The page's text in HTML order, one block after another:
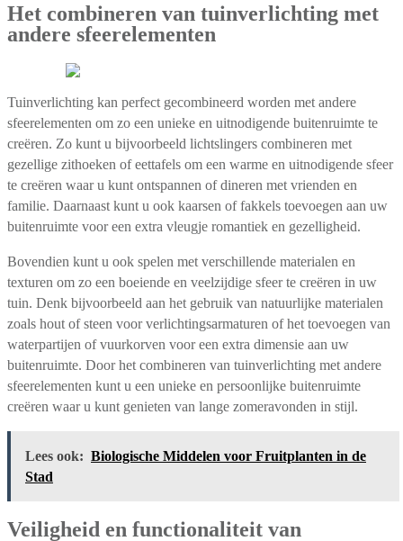
Het combineren van tuinverlichting met
andere sfeerelementen
Tuinverlichting kan perfect gecombineerd worden met andere
sfeerelementen om zo een unieke en uitnodigende buitenruimte te
creëren. Zo kunt u bijvoorbeeld lichtslingers combineren met
gezellige zithoeken of eettafels om een warme en uitnodigende sfeer
te creëren waar u kunt ontspannen of dineren met vrienden en
familie. Daarnaast kunt u ook kaarsen of fakkels toevoegen aan uw
buitenruimte voor een extra vleugje romantiek en gezelligheid.
Bovendien kunt u ook spelen met verschillende materialen en
texturen om zo een boeiende en veelzijdige sfeer te creëren in uw
tuin. Denk bijvoorbeeld aan het gebruik van natuurlijke materialen
zoals hout of steen voor verlichtingsarmaturen of het toevoegen van
waterpartijen of vuurkorven voor een extra dimensie aan uw
buitenruimte. Door het combineren van tuinverlichting met andere
sfeerelementen kunt u een unieke en persoonlijke buitenruimte
creëren waar u kunt genieten van lange zomeravonden in stijl.
Lees ook: Biologische Middelen voor Fruitplanten in de
Stad
Veiligheid en functionaliteit van